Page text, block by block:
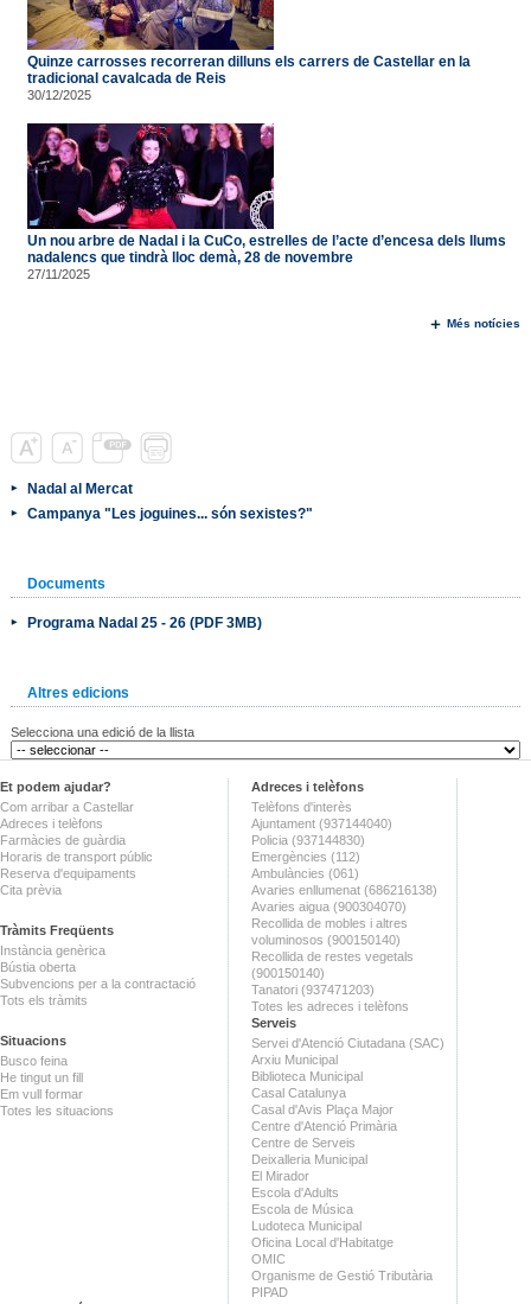
Quinze carrosses recorreran dilluns els carrers de Castellar en la
tradicional cavalcada de Reis
30/12/2025
Un nou arbre de Nadal i la CuCo, estrelles de l’acte d’encesa dels llums
nadalencs que tindrà lloc demà, 28 de novembre
27/11/2025
Més notícies
Nadal al Mercat
Campanya "Les joguines... són sexistes?"
Documents
Programa Nadal 25 - 26 (PDF 3MB)
Altres edicions
Selecciona una edició de la llista
Et podem ajudar?
Com arribar a Castellar
Adreces i telèfons
Farmàcies de guàrdia
Horaris de transport públic
Reserva d'equipaments
Cita prèvia
Tràmits Freqüents
Instància genèrica
Bústia oberta
Subvencions per a la contractació
Tots els tràmits
Situacions
Busco feina
He tingut un fill
Em vull formar
Totes les situacions
Adreces i telèfons
Telèfons d'interès
Ajuntament (937144040)
Policia (937144830)
Emergències (112)
Ambulàncies (061)
Avaries enllumenat (686216138)
Avaries aigua (900304070)
Recollida de mobles i altres
voluminosos (900150140)
Recollida de restes vegetals
(900150140)
Tanatori (937471203)
Totes les adreces i telèfons
Serveis
Servei d'Atenció Ciutadana (SAC)
Arxiu Municipal
Biblioteca Municipal
Casal Catalunya
Casal d'Avis Plaça Major
Centre d'Atenció Primària
Centre de Serveis
Deixalleria Municipal
El Mirador
Escola d'Adults
Escola de Música
Ludoteca Municipal
Oficina Local d'Habitatge
OMIC
Organisme de Gestió Tributària
PIPAD